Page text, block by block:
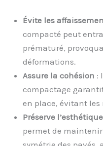
Évite les
compacté peut
prématuré,
déformations.
Assure la cohésion :
compactage
en place, évitant
Préserve l’esthétique
permet de